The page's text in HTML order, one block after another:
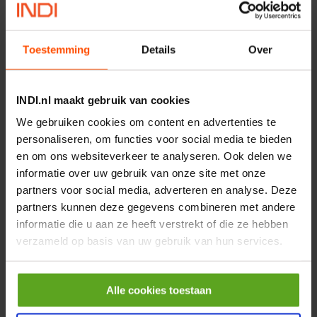
Toestemming Details Over
INDI.nl maakt gebruik van cookies
We gebruiken cookies om content en advertenties te
personaliseren, om functies voor social media te bieden
en om ons websiteverkeer te analyseren. Ook delen we
informatie over uw gebruik van onze site met onze
partners voor social media, adverteren en analyse. Deze
partners kunnen deze gegevens combineren met andere
informatie die u aan ze heeft verstrekt of die ze hebben
verzameld op basis van uw gebruik van hun services.
Alle cookies toestaan
€ 219,68
Rotator CPR 5-01 50kN
4mm x Ø17mm
Artikelnummer:CPR501
€ 19,99
incl. BTW
− +
HP 12 MOTOR B14 380VAC
0,25KW